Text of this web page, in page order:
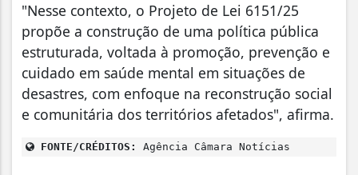
"Nesse contexto, o Projeto de Lei 6151/25
propõe a construção de uma política pública
estruturada, voltada à promoção, prevenção e
cuidado em saúde mental em situações de
desastres, com enfoque na reconstrução social
e comunitária dos territórios afetados", afirma.
FONTE/CRÉDITOS: Agência Câmara Notícias